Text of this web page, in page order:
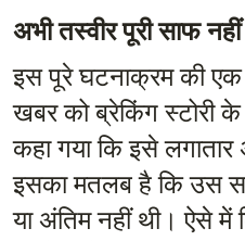
अभी तस्वीर पूरी साफ नहीं
इस पूरे घटनाक्रम की
खबर को ब्रेकिंग स्टोरी के
कहा गया कि इसे
इसका मतलब है कि उस
या अंतिम नहीं थी। ऐसे में